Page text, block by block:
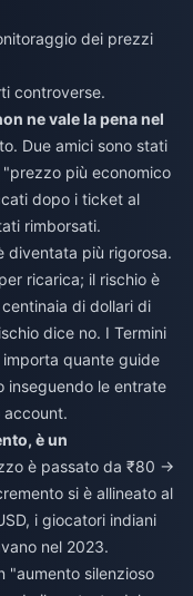
dei prezzi
controverse.
ne vale la pena nel
Due amici sono stati
più economico
dopo i ticket al
rimborsati.
diventata più rigorosa.
ricarica; il rischio è
di dollari di
dice no. I Termini
quante guide
inseguendo le entrate
è un
è passato da ₹80 →
si è allineato al
i giocatori indiani
nel 2023.
"aumento silenzioso